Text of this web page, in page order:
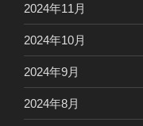
2024年11月
2024年10月
2024年9月
2024年8月